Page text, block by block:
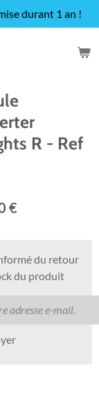
durant 1 an !
R - Ref
€
du retour
du produit